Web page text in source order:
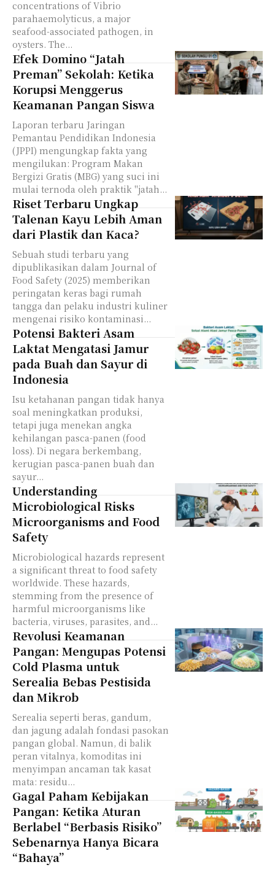
concentrations of Vibrio
parahaemolyticus, a major
seafood-associated pathogen, in
oysters. The...
Efek Domino “Jatah
Preman” Sekolah: Ketika
Korupsi Menggerus
Keamanan Pangan Siswa
Laporan terbaru Jaringan
Pemantau Pendidikan Indonesia
(JPPI) mengungkap fakta yang
mengilukan: Program Makan
Bergizi Gratis (MBG) yang suci ini
mulai ternoda oleh praktik "jatah...
Riset Terbaru Ungkap
Talenan Kayu Lebih Aman
dari Plastik dan Kaca?
Sebuah studi terbaru yang
dipublikasikan dalam Journal of
Food Safety (2025) memberikan
peringatan keras bagi rumah
tangga dan pelaku industri kuliner
mengenai risiko kontaminasi...
Potensi Bakteri Asam
Laktat Mengatasi Jamur
pada Buah dan Sayur di
Indonesia
Isu ketahanan pangan tidak hanya
soal meningkatkan produksi,
tetapi juga menekan angka
kehilangan pasca-panen (food
loss). Di negara berkembang,
kerugian pasca-panen buah dan
sayur...
Understanding
Microbiological Risks
Microorganisms and Food
Safety
Microbiological hazards represent
a significant threat to food safety
worldwide. These hazards,
stemming from the presence of
harmful microorganisms like
bacteria, viruses, parasites, and...
Revolusi Keamanan
Pangan: Mengupas Potensi
Cold Plasma untuk
Serealia Bebas Pestisida
dan Mikrob
Serealia seperti beras, gandum,
dan jagung adalah fondasi pasokan
pangan global. Namun, di balik
peran vitalnya, komoditas ini
menyimpan ancaman tak kasat
mata: residu...
Gagal Paham Kebijakan
Pangan: Ketika Aturan
Berlabel “Berbasis Risiko”
Sebenarnya Hanya Bicara
“Bahaya”